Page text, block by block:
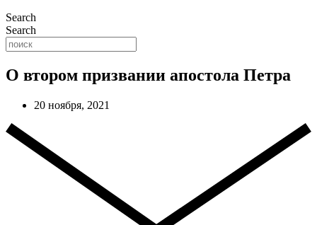
Search
Search
О втором призвании апостола Петра
20 ноября, 2021